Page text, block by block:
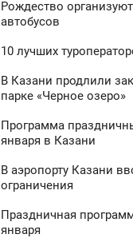
Рождество
автобусов
10 лучших
В Казани продлили
парке «Черное озеро»
Программа
января в Казани
В аэропорту Казани
ограничения
Праздничная
января